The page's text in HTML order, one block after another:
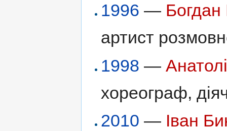
1996 —
артист
1998 —
хореограф,
2010 — Іван